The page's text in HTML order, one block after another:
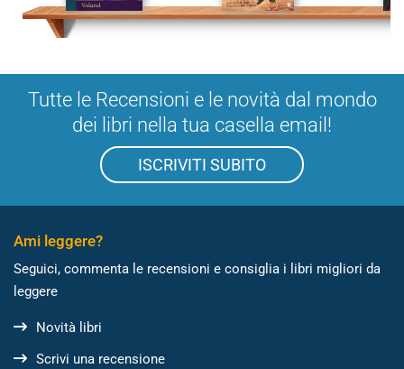
Tutte le Recensioni e le novità dal mondo
dei libri nella tua casella email!
ISCRIVITI SUBITO
Ami leggere?
Seguici, commenta le recensioni e consiglia i libri migliori da
leggere
Novità libri
Scrivi una recensione